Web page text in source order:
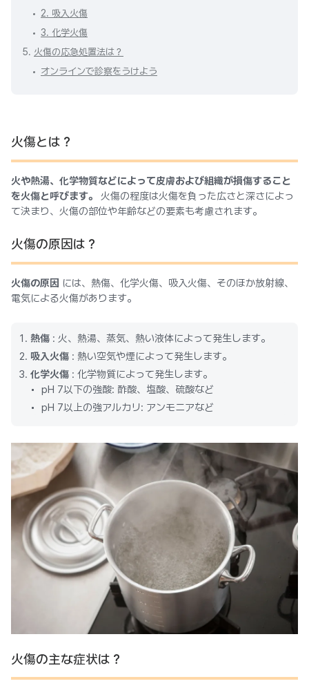
2. 吸入火傷
3. 化学火傷
5. 火傷の応急処置法は？
オンラインで診察をうけよう
火傷とは？
火や熱湯、化学物質などによって皮膚および組織が損傷すること
を火傷と呼びます。
火傷の程度は火傷を負った広さと深さによっ
て決まり、火傷の部位や年齢などの要素も考慮されます。
火傷の原因は？
火傷の原因 には、熱傷、化学火傷、吸入火傷、そのほか放射線、
電気による火傷があります。
熱傷 : 火、熱湯、蒸気、熱い液体によって発生します。
吸入火傷 : 熱い空気や煙によって発生します。
化学火傷 : 化学物質によって発生します。
pH 7以下の強酸: 酢酸、塩酸、硫酸など
pH 7以上の強アルカリ: アンモニアなど
火傷の主な症状は？